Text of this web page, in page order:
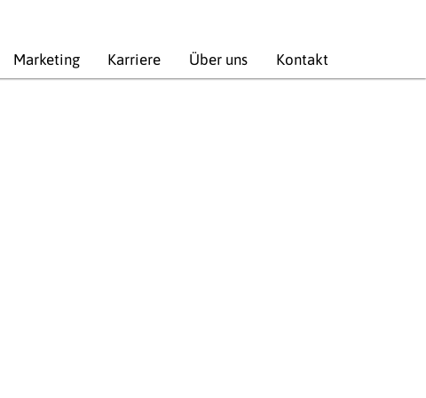
Marketing Karriere Über uns Kontakt